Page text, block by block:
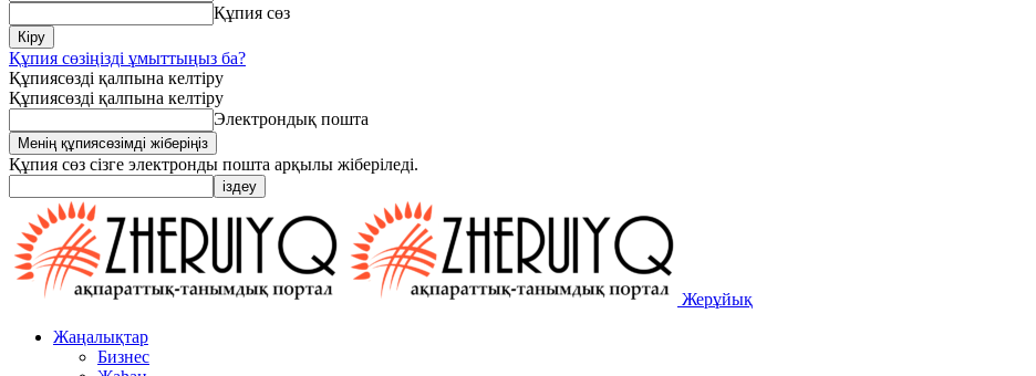
Құпия сөз
Құпия сөзіңізді ұмыттыңыз ба?
Құпиясөзді қалпына келтіру
Құпиясөзді қалпына келтіру
Электрондық пошта
Құпия сөз сізге электронды пошта арқылы жіберіледі.
Жерұйық
Жаңалықтар
Бизнес